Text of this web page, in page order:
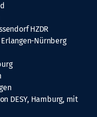
HZDR
Nürnberg
DESY, Hamburg, mit